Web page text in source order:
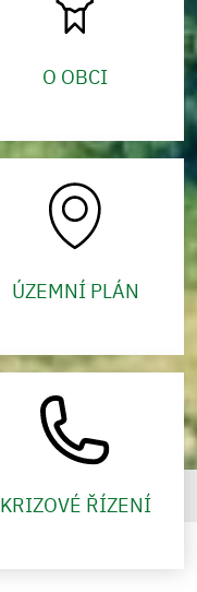
O OBCI
ÚZEMNÍ PLÁN
KRIZOVÉ ŘÍZENÍ